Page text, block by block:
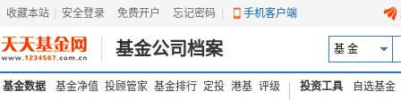
收藏本站 安全登录 免费开户 忘记密码 手机客户端
基金公司档案 基 金
基金数据 基金净值 投顾管家 基金排行 定投 港基 评级
投资工具
自选基金